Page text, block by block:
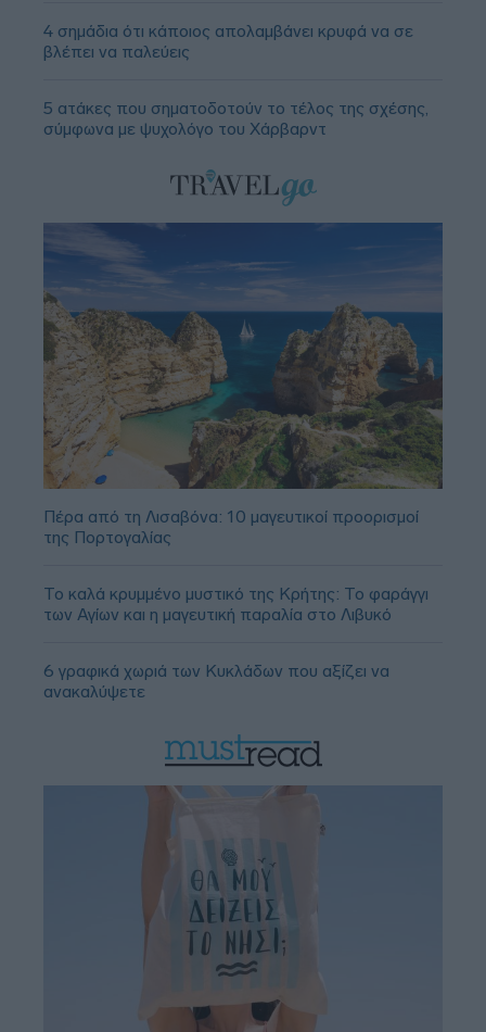
4 σημάδια ότι κάποιος απολαμβάνει κρυφά να σε
βλέπει να παλεύεις
5 ατάκες που σηματοδοτούν το τέλος της σχέσης,
σύμφωνα με ψυχολόγο του Χάρβαρντ
Πέρα από τη Λισαβόνα: 10 μαγευτικοί προορισμοί
της Πορτογαλίας
Το καλά κρυμμένο μυστικό της Κρήτης: Το φαράγγι
των Αγίων και η μαγευτική παραλία στο Λιβυκό
6 γραφικά χωριά των Κυκλάδων που αξίζει να
ανακαλύψετε